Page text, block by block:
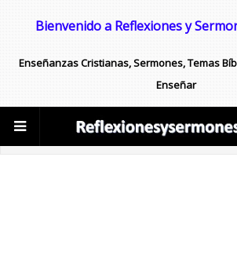
Bienvenido a Reflexiones y
Enseñanzas Cristianas, Sermones, Temas
Enseñar